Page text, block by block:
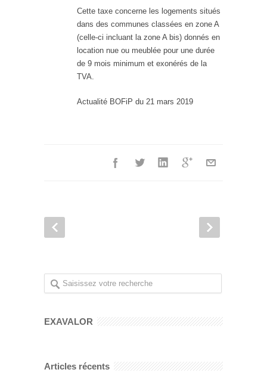
Cette taxe concerne les logements situés
dans des communes classées en zone A
(celle-ci incluant la zone A bis) donnés en
location nue ou meublée pour une durée
de 9 mois minimum et exonérés de la
TVA.
Actualité BOFiP du 21 mars 2019
EXAVALOR
Articles récents